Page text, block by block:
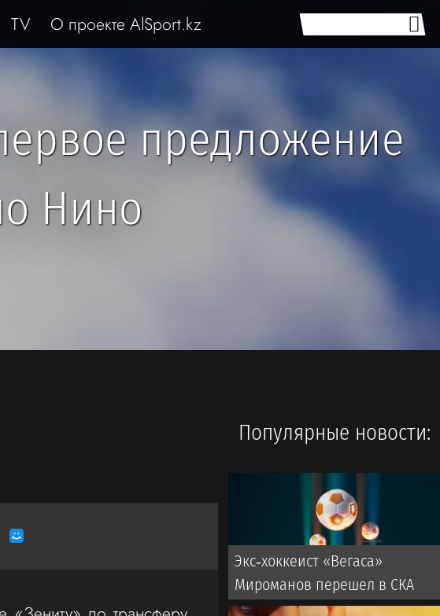
TV О проекте AlSport.kz
предложение
Нино
Популярные новости:
Экс‑хоккеист «Вегаса»
Мироманов перешел в СКА